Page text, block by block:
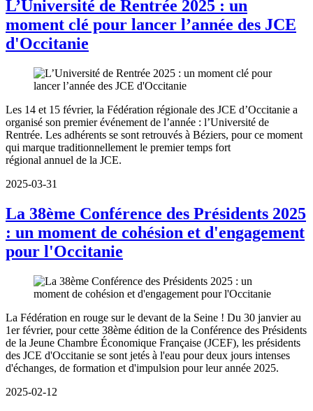
L’Université de Rentrée 2025 : un
moment clé pour lancer l’année des JCE
d'Occitanie
Les 14 et 15 février, la Fédération régionale des JCE d’Occitanie a
organisé son premier événement de l’année : l’Université de
Rentrée. Les adhérents se sont retrouvés à Béziers, pour ce moment
qui marque traditionnellement le premier temps fort
régional annuel de la JCE.
2025-03-31
La 38ème Conférence des Présidents 2025
: un moment de cohésion et d'engagement
pour l'Occitanie
La Fédération en rouge sur le devant de la Seine ! Du 30 janvier au
1er février, pour cette 38ème édition de la Conférence des Présidents
de la Jeune Chambre Économique Française (JCEF), les présidents
des JCE d'Occitanie se sont jetés à l'eau pour deux jours intenses
d'échanges, de formation et d'impulsion pour leur année 2025.
2025-02-12